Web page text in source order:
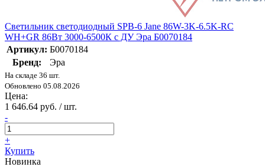
Светильник светодиодный SPB-6 Jane 86W-3K-6.5K-RC
WH+GR 86Вт 3000-6500К с ДУ Эра Б0070184
Артикул: Б0070184
Бренд:
Эра
На складе 36 шт.
Обновлено 05.08.2026
Цена:
1 646.64 руб. / шт.
-
+
Купить
Новинка